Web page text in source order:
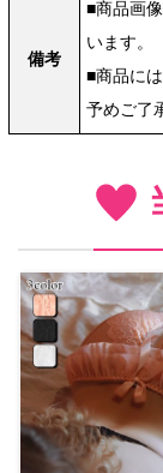
備考
■商品画
います。
■商品に
予めご了